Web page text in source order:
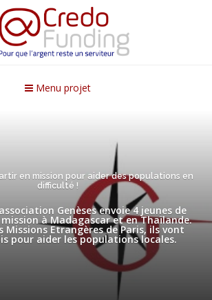
Menu projet
en mission pour aider des populations en
difficulté !
Genèses envoie 4 jeunes de
mission à Madagascar et en Thaïlande.
Missions Etrangères de Paris, ils vont
pour aider les populations locales.